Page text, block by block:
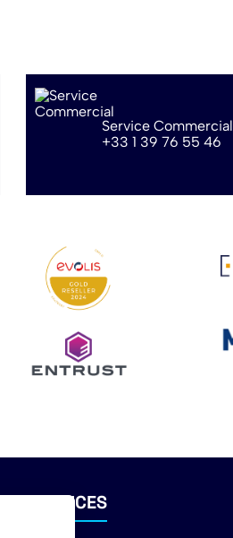
Service Commercial
+33 1 39 76 55 46
SERVICES